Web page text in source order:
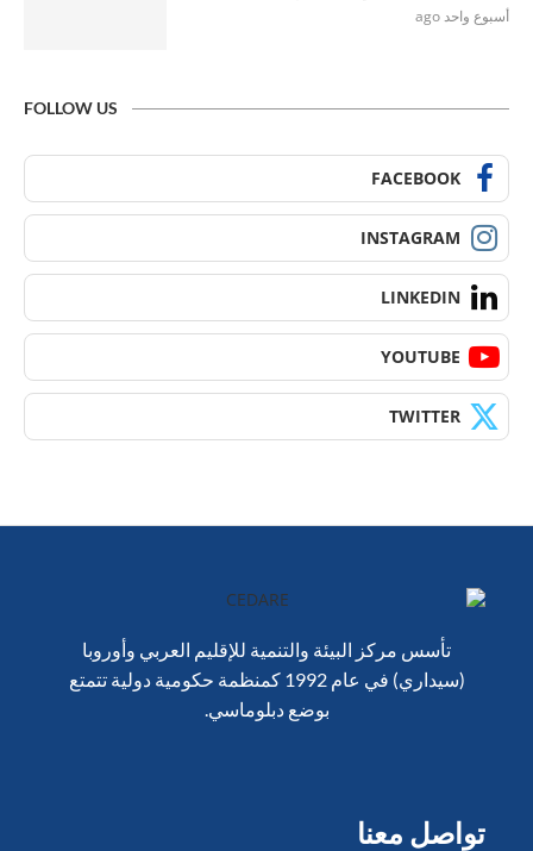
أسبوع واحد ago
FOLLOW US
FACEBOOK
INSTAGRAM
LINKEDIN
YOUTUBE
TWITTER
تأسس مركز البيئة والتنمية للإقليم العربي وأوروبا
(سيداري) في عام 1992 كمنظمة حكومية دولية تتمتع
بوضع دبلوماسي.
تواصل معنا